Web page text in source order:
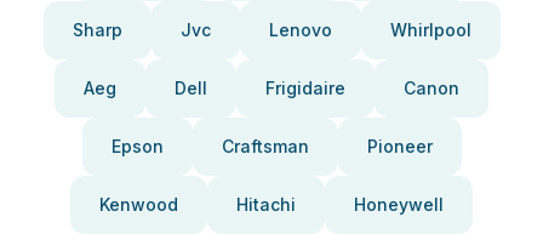
Sharp Jvc Lenovo Whirlpool
Aeg Dell Frigidaire Canon
Epson Craftsman Pioneer
Kenwood Hitachi Honeywell